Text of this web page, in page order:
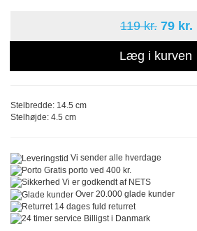
119 kr. 79 kr.
Læg i kurven
Stelbredde: 14.5 cm
Stelhøjde: 4.5 cm
Vi sender alle hverdage
Gratis porto ved 400 kr.
Vi er godkendt af NETS
Over 20.000 glade kunder
14 dages fuld returret
Billigst i Danmark